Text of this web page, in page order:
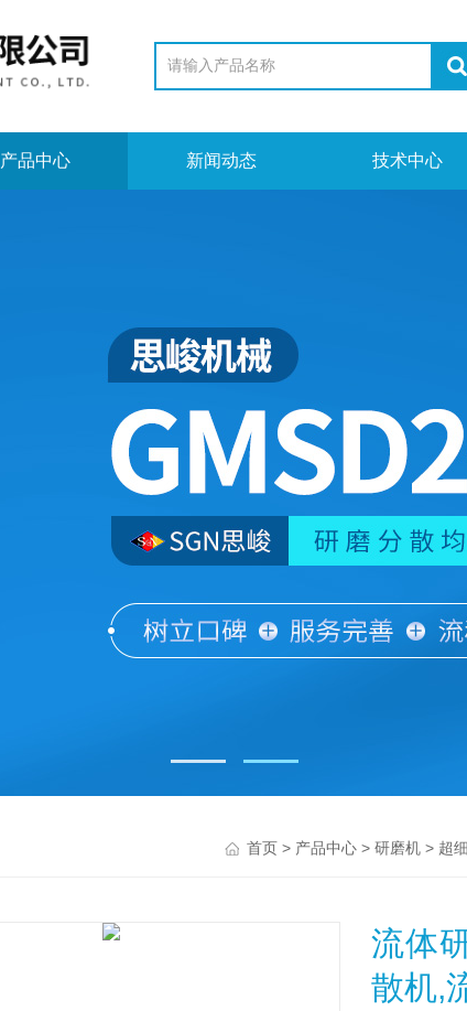
产品中心 新闻动态 技术中心
首页> 产品中心> 研磨机> 超
流体
散机,